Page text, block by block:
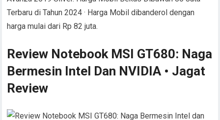
Terbaru di Tahun 2024 · Harga Mobil dibanderol dengan
harga mulai dari Rp 82 juta.
Review Notebook MSI GT680: Naga
Bermesin Intel Dan NVIDIA • Jagat
Review